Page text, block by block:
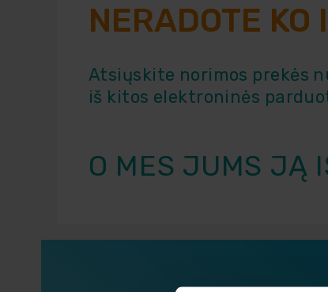
NERADOTE KO
Atsiųskite norimos prekės
iš kitos elektroninės
O MES JUMS JĄ